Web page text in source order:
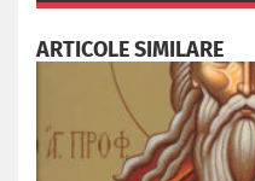
ARTICOLE SIMILARE